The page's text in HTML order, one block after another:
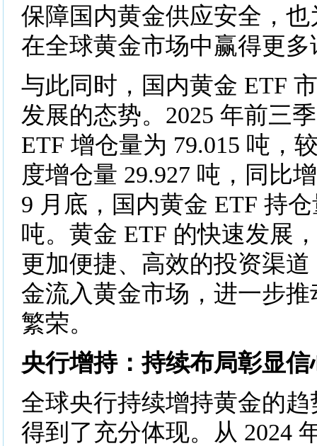
保障国内黄金供应安全，
在全球黄金市场中赢得更多
与此同时，国内黄金 ETF
发展的态势。2025 年前三
ETF 增仓量为 79.015 吨，
度增仓量 29.927 吨，同比
9 月底，国内黄金 ETF 持仓
吨。黄金 ETF 的快速发展
更加便捷、高效的投资渠
金流入黄金市场，进一步
繁荣。
央行增持：持续布局彰显信
全球央行持续增持黄金的
得到了充分体现。从 2024